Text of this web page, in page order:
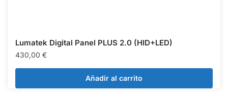
Lumatek Digital Panel PLUS 2.0 (HID+LED)
430,00 €
Añadir al carrito